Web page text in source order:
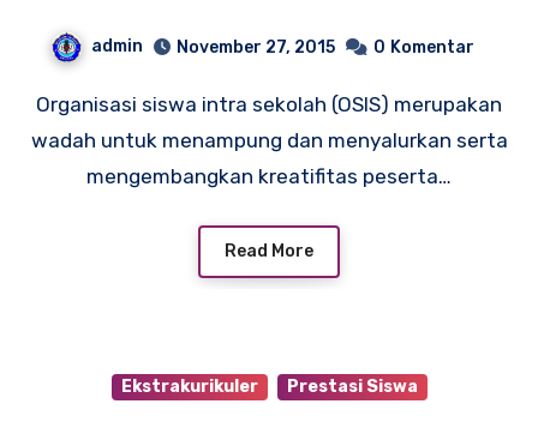
(LDKS)DAN PELANTIKAN
PENGURUS OSIS PERIODE
TAHUN 2015/2016 SMP
NEGERI 2 PEGANDON
admin November 27, 2015 0 Komentar
Organisasi siswa intra sekolah (OSIS) merupakan
wadah untuk menampung dan menyalurkan serta
mengembangkan kreatifitas peserta…
Read More
Ekstrakurikuler Prestasi Siswa